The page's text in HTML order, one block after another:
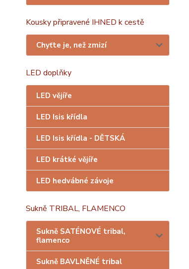
Kousky připravené IHNED k cestě
Chyťte je, než zmizí
LED doplňky
LED vějíře
LED Isis křídla
LED Isis křídla - DĚTSKÁ
LED krátké vějíře
LED hedvábné závoje
Sukně TRIBAL, FLAMENCO
Sukně SATÉNOVÉ tribal,
flamenco
Sukně BAVLNĚNÉ tribal